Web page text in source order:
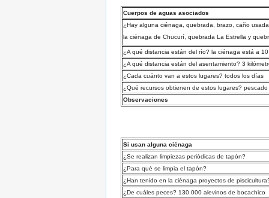
Cuerpos de aguas asociados
¿Hay alguna ciénaga, quebrada, brazo, caño
la ciénaga de Chucurí, quebrada La Estrella y
¿A qué distancia están del río? la ciénaga está a
¿A qué distancia están del asentamiento? 3
¿Cada cuánto van a estos lugares? todos los días
¿Qué recursos obtienen de estos lugares?
Observaciones
Si usan alguna ciénaga
¿Se realizan limpiezas periódicas de tapón?
¿Para qué se limpia el tapón?
¿Han tenido en la ciénaga proyectos de
¿De cuáles peces? 130.000 alevinos de bocachico